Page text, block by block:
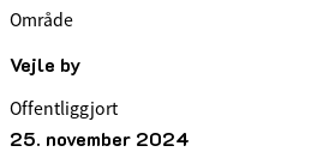
Område
Vejle by
Offentliggjort
25. november 2024